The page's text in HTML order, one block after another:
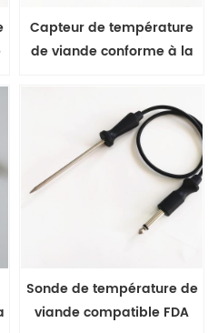
Capteur de température
de viande conforme à la
Sonde de température de
viande compatible FDA